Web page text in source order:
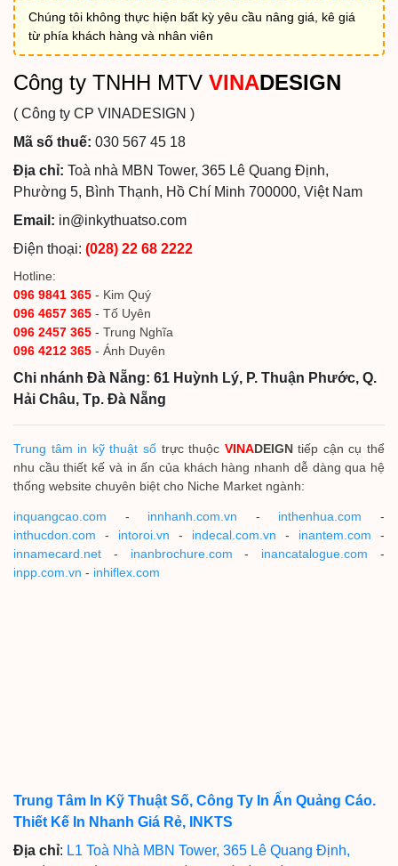
Chúng tôi không thực hiện bất kỳ yêu cầu nâng giá, kê giá
từ phía khách hàng và nhân viên
Công ty TNHH MTV VINADESIGN
( Công ty CP VINADESIGN )
Mã số thuế: 030 567 45 18
Địa chỉ: Toà nhà MBN Tower, 365 Lê Quang Định,
Phường 5, Bình Thạnh, Hồ Chí Minh 700000, Việt Nam
Email: in@inkythuatso.com
Điện thoại: (028) 22 68 2222
Hotline:
096 9841 365 - Kim Quý
096 4657 365 - Tố Uyên
096 2457 365 - Trung Nghĩa
096 4212 365 - Ánh Duyên
Chi nhánh Đà Nẵng: 61 Huỳnh Lý, P. Thuận Phước, Q.
Hải Châu, Tp. Đà Nẵng
Trung tâm in kỹ thuật sốtrực thuộc VINADEIGNtiếp cận cụ thể
nhu cầu thiết kế và in ấn của khách hàng nhanh dễ dàng qua hệ
thống website chuyên biệt cho Niche Market ngành:
inquangcao.com - innhanh.com.vn - inthenhua.com -
inthucdon.com - intoroi.vn - indecal.com.vn - inantem.com -
innamecard.net - inanbrochure.com - inancatalogue.com -
inpp.com.vn - inhiflex.com
Trung Tâm In Kỹ Thuật Số, Công Ty In Ấn Quảng Cáo.
Thiết Kế In Nhanh Giá Rẻ, INKTS
Địa chỉ: L1 Toà Nhà MBN Tower, 365 Lê Quang Định,